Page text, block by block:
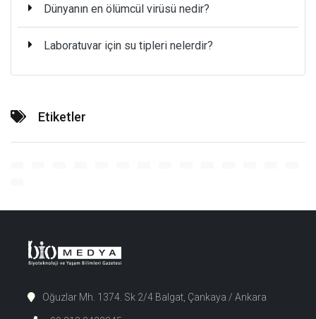
Dünyanın en ölümcül virüsü nedir?
Laboratuvar için su tipleri nelerdir?
Etiketler
Oğuzlar Mh. 1374. Sk 2/4 Balgat, Çankaya / Ankara